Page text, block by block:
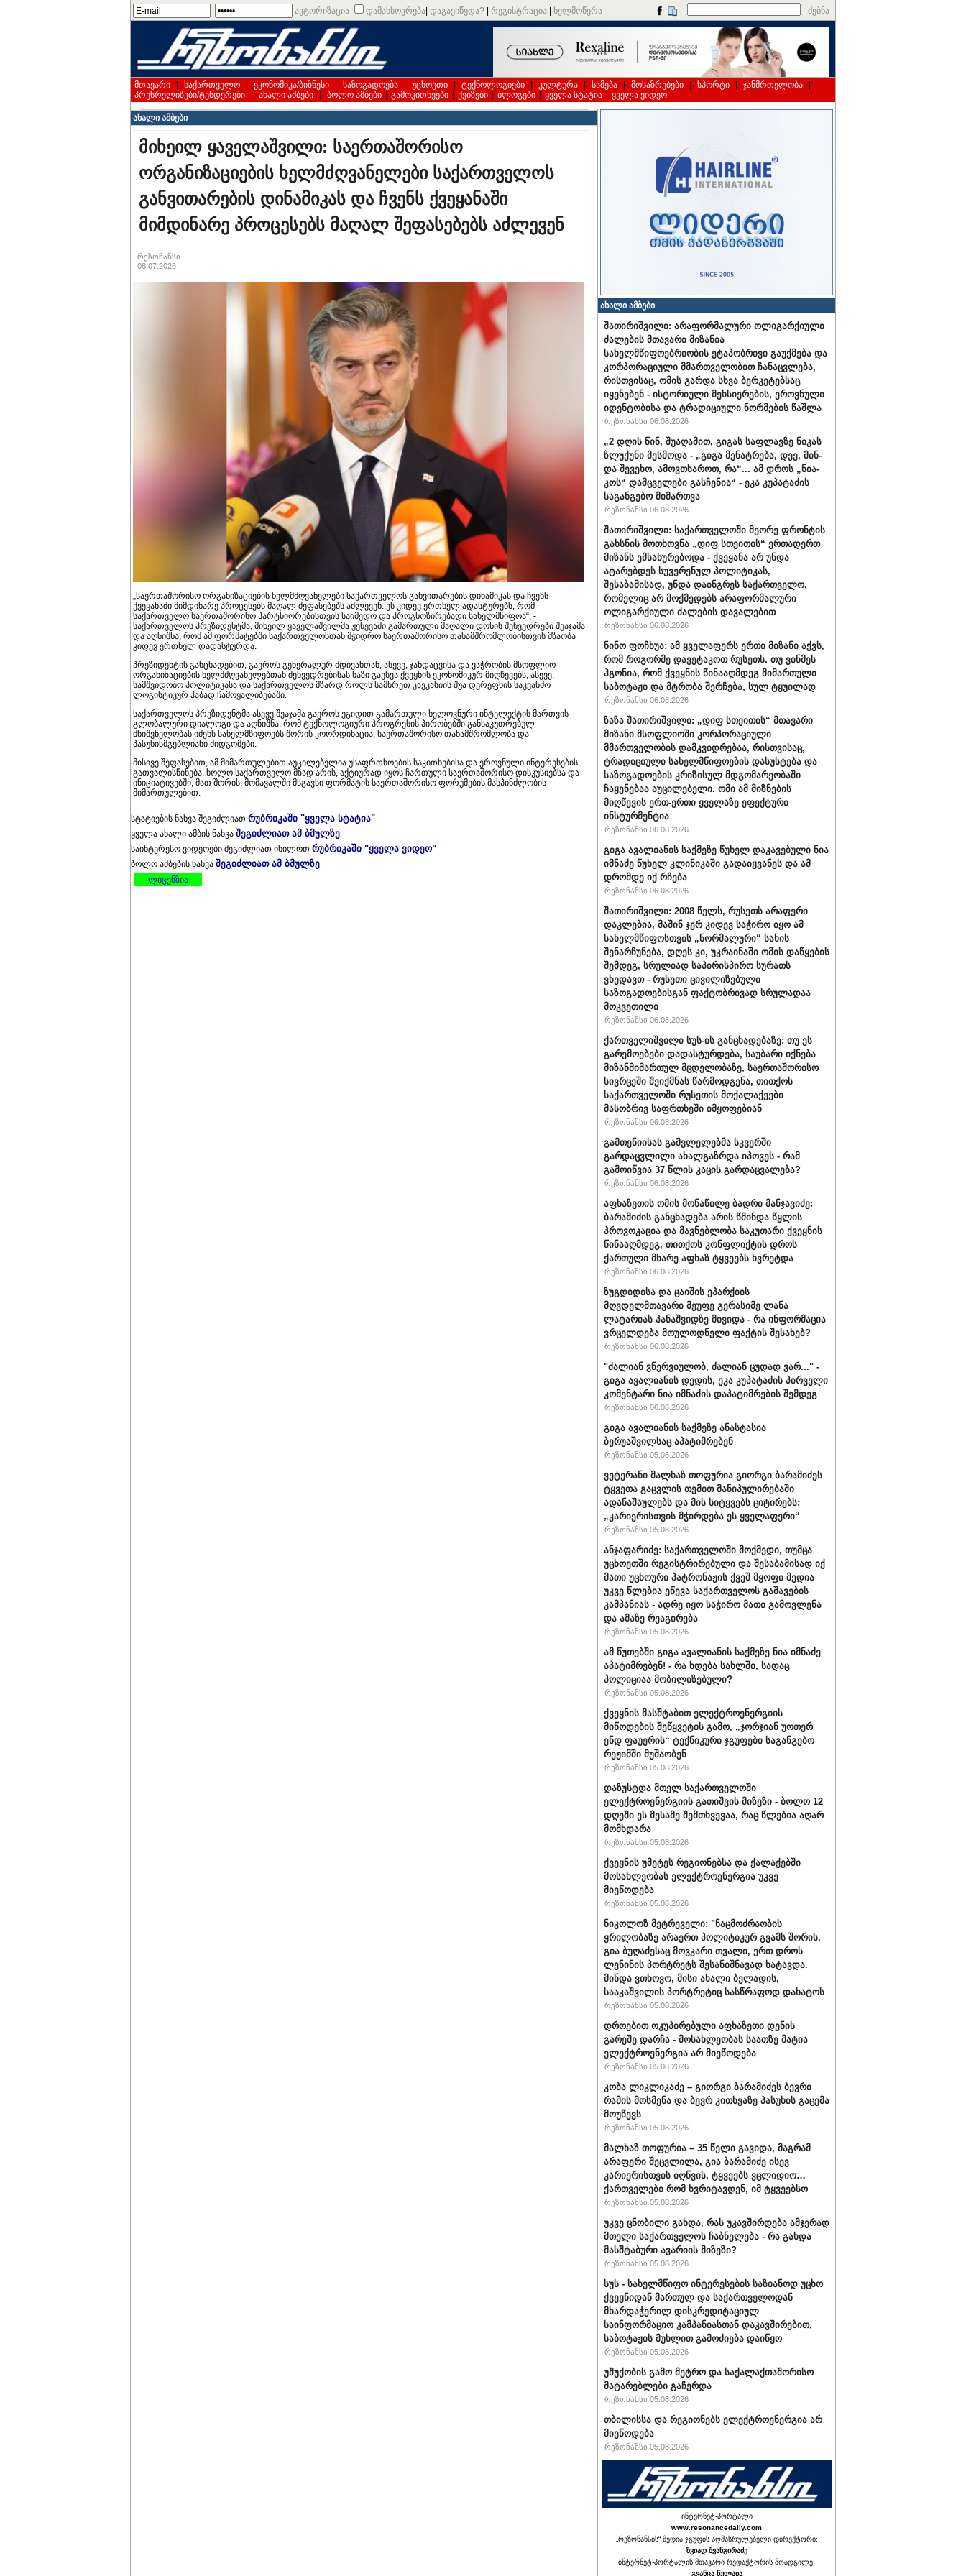
ავტორიზაცია დამახსოვრება დაგავიწყდა? რეგისტრაცია ხელმოწერა ძებნა
მთავარი საქართველო ეკონომიკა/ბიზნესი საზოგადოება უცხოეთი ტექნოლოგიები კულტურა სამება მოსაზრებები სპორტი ჯანმრთელობა
პრესრელიზები/ტენდერები
ახალი ამბები ბოლო ამბები გამოკითხვები ქვიზები ბლოგები ყველა სტატია ყველა ვიდეო
ახალი ამბები
მიხეილ ყაველაშვილი: საერთაშორისო
ორგანიზაციების ხელმძღვანელები საქართველოს
განვითარების დინამიკას და ჩვენს ქვეყანაში
მიმდინარე პროცესებს მაღალ შეფასებებს აძლევენ
რეზონანსი
08.07.2026
„საერთაშორისო ორგანიზაციების ხელმძღვანელები საქართველოს განვითარების დინამიკას და ჩვენს
ქვეყანაში მიმდინარე პროცესებს მაღალ შეფასებებს აძლევენ. ეს კიდევ ერთხელ ადასტურებს, რომ
საქართველო საერთაშორისო პარტნიორებისთვის საიმედო და პროგნოზირებადი სახელმწიფოა“, -
საქართველოს პრეზიდენტმა, მიხეილ ყაველაშვილმა ჟენევაში გამართული მაღალი დონის შეხვედრები შეაჯამა
და აღნიშნა, რომ ამ ფორმატებში საქართველოსთან მჭიდრო საერთაშორისო თანამშრომლობისთვის მზაობა
კიდევ ერთხელ დადასტურდა.
პრეზიდენტის განცხადებით, გაეროს გენერალურ მდივანთან, ასევე, ჯანდაცვისა და ვაჭრობის მსოფლიო
ორგანიზაციების ხელმძღვანელებთან შეხვედრებისას ხაზი გაესვა ქვეყნის ეკონომიკურ მიღწევებს, ასევე,
სამშვიდობო პოლიტიკასა და საქართველოს მზარდ როლს სამხრეთ კავკასიის შუა დერეფნის საკვანძო
ლოგისტიკურ ჰაბად ჩამოყალიბებაში.
საქართველოს პრეზიდენტმა ასევე შეაჯამა გაეროს ეგიდით გამართული ხელოვნური ინტელექტის მართვის
გლობალური დიალოგი და აღნიშნა, რომ ტექნოლოგიური პროგრესის პირობებში განსაკუთრებულ
მნიშვნელობას იძენს სახელმწიფოებს შორის კოორდინაცია, საერთაშორისო თანამშრომლობა და
პასუხისმგებლიანი მიდგომები.
მისივე შეფასებით, ამ მიმართულებით აუცილებელია უსაფრთხოების საკითხებისა და ეროვნული ინტერესების
გათვალისწინება, ხოლო საქართველო მზად არის, აქტიურად იყოს ჩართული საერთაშორისო დისკუსიებსა და
ინიციატივებში, მათ შორის, მომავალში მსგავსი ფორმატის საერთაშორისო ფორუმების მასპინძლობის
მიმართულებით.
სტატიების ნახვა შეგიძლიათ რუბრიკაში "ყველა სტატია"
ყველა ახალი ამბის ნახვა შეგიძლიათ ამ ბმულზე
საინტერესო ვიდეოები შეგიძლიათ იხილოთ რუბრიკაში "ყველა ვიდეო"
ბოლო ამბების ნახვა შეგიძლიათ ამ ბმულზე
ლიცენზია
ახალი ამბები
შათირიშვილი: არაფორმალური ოლიგარქიული
ძალების მთავარი მიზანია
სახელმწიფოებრიობის ეტაპობრივი გაუქმება და
კორპორაციული მმართველობით ჩანაცვლება,
რისთვისაც, ომის გარდა სხვა ბერკეტებსაც
იყენებენ - ისტორიული მეხსიერების, ეროვნული
იდენტობისა და ტრადიციული ნორმების წაშლა
რეზონანსი 06.08.2026
„2 დღის წინ, შუ­ა­ღა­მით, გი­გას საფ­ლავ­ზე ნი­კას
ზლუ­ქუ­ნი მესმოდა - „გიგა მე­ნატ­რე­ბა, დეე, მინ­
და შე­ვე­ხო, ამოვ­თხა­როთ, რა“... ამ დროს „ნი­ა­
კოს“ დამ­ცვე­ლე­ბი გას­ჩე­ნია“ - ეკა კუპატაძის
საგანგებო მიმართვა
რეზონანსი 06.08.2026
შათირიშვილი: საქართველოში მეორე ფრონტის
გახსნის მოთხოვნა „დიფ სთეითის“ ერთადერთ
მიზანს ემსახურებოდა - ქვეყანა არ უნდა
ატარებდეს სუვერენულ პოლიტიკას,
შესაბამისად, უნდა დაინგრეს საქართველო,
რომელიც არ მოქმედებს არაფორმალური
ოლიგარქიული ძალების დავალებით
რეზონანსი 06.08.2026
ნინო ფოჩხუა: ამ ყველაფერს ერთი მიზანი აქვს,
რომ როგორმე დავეტაკოთ რუსეთს. თუ ვინმეს
ჰგონია, რომ ქვეყნის წინააღმდეგ მიმართული
საბოტაჟი და მტრობა შერჩება, სულ ტყუილად
რეზონანსი 06.08.2026
ზაზა შათირიშვილი: „დიფ სთეითის“ მთავარი
მიზანი მსოფლიოში კორპორაციული
მმართველობის დამკვიდრებაა, რისთვისაც,
ტრადიციული სახელმწიფოების დასუსტება და
საზოგადოების კრიზისულ მდგომარეობაში
ჩაყენებაა აუცილებელი. ომი ამ მიზნების
მიღწევის ერთ-ერთი ყველაზე ეფექტური
ინსტურმენტია
რეზონანსი 06.08.2026
გიგა ავალიანის საქმეზე წუხელ დაკავებული ნია
იმნაძე წუხელ კლინიკაში გადაიყვანეს და ამ
დრომდე იქ რჩება
რეზონანსი 06.08.2026
შათირიშვილი: 2008 წელს, რუსეთს არაფერი
დაკლებია, მაშინ ჯერ კიდევ საჭირო იყო ამ
სახელმწიფოსთვის „ნორმალური“ სახის
შენარჩუნება, დღეს კი, უკრაინაში ომის დაწყების
შემდეგ, სრულიად საპირისპირო სურათს
ვხედავთ - რუსეთი ცივილიზებული
საზოგადოებისგან ფაქტობრივად სრულადაა
მოკვეთილი
რეზონანსი 06.08.2026
ქართველიშვილი სუს-ის განცხადებაზე: თუ ეს
გარემოებები დადასტურდება, საუბარი იქნება
მიზანმიმართულ მცდელობაზე, საერთაშორისო
სივრცეში შეიქმნას წარმოდგენა, თითქოს
საქართველოში რუსეთის მოქალაქეები
მასობრივ საფრთხეში იმყოფებიან
რეზონანსი 06.08.2026
გამთენიისას გამვლელებმა სკვერში
გარდაცვლილი ახალგაზრდა იპოვეს - რამ
გამოიწვია 37 წლის კაცის გარდაცვალება?
რეზონანსი 06.08.2026
აფხაზეთის ომის მონაწილე ბადრი მანჯავიძე:
ბარამიძის განცხადება არის წმინდა წყლის
პროვოკაცია და მავნებლობა საკუთარი ქვეყნის
წინააღმდეგ, თითქოს კონფლიქტის დროს
ქართული მხარე აფხაზ ტყვეებს ხვრეტდა
რეზონანსი 06.08.2026
ზუგდიდისა და ცაიშის ეპარქიის
მღვდელმთავარი მეუფე გერასიმე ლანა
ლატარიას პანაშვიდზე მივიდა - რა ინფორმაცია
ვრცელდება მოულოდნელი ფაქტის შესახებ?
რეზონანსი 06.08.2026
"ძა­ლი­ან ვნერ­ვი­უ­ლობ, ძა­ლი­ან ცუ­დად ვარ..." -
გიგა ავა­ლი­ა­ნის დე­დის, ეკა კუ­პა­ტა­ძის პირველი
კომენტარი ნია იმნაძის დაპატიმრების შემდეგ
რეზონანსი 06.08.2026
გიგა ავალიანის საქმეზე ანასტასია
ბერუაშვილსაც აპატიმრებენ
რეზონანსი 05.08.2026
ვეტერანი მალხაზ თოფურია გიორგი ბარამიძეს
ტყვეთა გაცვლის თემით მანიპულირებაში
ადანაშაულებს და მის სიტყვებს ციტირებს:
„კარიერისთვის მჭირდება ეს ყველაფერი“
რეზონანსი 05.08.2026
ანჯაფარიძე: საქართველოში მოქმედი, თუმცა
უცხოეთში რეგისტრირებული და შესაბამისად იქ
მათი უცხოური პატრონაჟის ქვეშ მყოფი მედია
უკვე წლებია ეწევა საქართველოს გაშავების
კამპანიას - ადრე იყო საჭირო მათი გამოვლენა
და ამაზე რეაგირება
რეზონანსი 05.08.2026
ამ წუთებში გიგა ავალიანის საქმეზე ნია იმნაძე
აპატიმრებენ! - რა ხდება სახლში, სადაც
პოლიციაა მობილიზებული?
რეზონანსი 05.08.2026
ქვეყნის მასშტაბით ელექტროენერგიის
მიწოდების შეწყვეტის გამო, „ჯორჯიან უოთერ
ენდ ფაუერის“ ტექნიკური ჯგუფები საგანგებო
რეჟიმში მუშაობენ
რეზონანსი 05.08.2026
დაზუსტდა მთელ საქართველოში
ელექტროენერგიის გათიშვის მიზეზი - ბოლო 12
დღეში ეს მესამე შემთხვევაა, რაც წლებია აღარ
მომხდარა
რეზონანსი 05.08.2026
ქვეყნის უმეტეს რეგიონებსა და ქალაქებში
მოსახლეობას ელექტროენერგია უკვე
მიეწოდება
რეზონანსი 05.08.2026
ნიკოლოზ მეტრეველი: "ნაცმოძრაობის
ყრილობაზე არაერთ პოლიტიკურ გვამს შორის,
გია ბუღაძესაც მოვკარი თვალი, ერთ დროს
ლენინის პორტრეტს შესანიშნავად ხატავდა.
მინდა ვთხოვო, მისი ახალი ბელადის,
სააკაშვილის პორტრეტიც სასწრაფოდ დახატოს
რეზონანსი 05.08.2026
დროებით ოკუპირებული აფხაზეთი დენის
გარეშე დარჩა - მოსახლეობას საათზე მატია
ელექტროენერგია არ მიეწოდება
რეზონანსი 05.08.2026
კობა ლიკლიკაძე – გიორგი ბარამიძეს ბევრი
რამის მოსმენა და ბევრ კითხვაზე პასუხის გაცემა
მოუწევს
რეზონანსი 05.08.2026
მალხაზ თოფურია – 35 წელი გავიდა, მაგრამ
არაფერი შეცვლილა, გია ბარამიძე ისევ
კარიერისთვის იღწვის, ტყვეებს ვცლიდიო…
ქართველები რომ ხვრიტავდენ, იმ ტყვეებსო
რეზონანსი 05.08.2026
უკვე ცნობილი გახდა, რას უკავშირდება ამჯერად
მთელი საქართველოს ჩაბნელება - რა გახდა
მასშტაბური ავარიის მიზეზი?
რეზონანსი 05.08.2026
სუს - სახელმწიფო ინტერესების საზიანოდ უცხო
ქვეყნიდან მართულ და საქართველოდან
მხარდაჭერილ დისკრედიტაციულ
საინფორმაციო კამპანიასთან დაკავშირებით,
საბოტაჟის მუხლით გამოძიება დაიწყო
რეზონანსი 05.08.2026
უშუქობის გამო მეტრო და საქალაქთაშორისო
მატარებლები გაჩერდა
რეზონანსი 05.08.2026
თბილისსა და რეგიონებს ელექტროენერგია არ
მიეწოდება
რეზონანსი 05.08.2026
ინტერნეტ-პორტალი
www.resonancedaily.com
„რეზონანსის“ მედია ჯგუფის აღმასრულებელი დირექტორი:
ზვიად შვანგირაძე
ინტერნეტ-პორტალის მთავარი რედაქტორის მოადგილე:
გვანცა წულაია